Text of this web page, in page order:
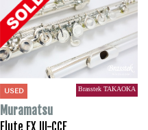
USED Brasstek TAKAOKA
Muramatsu
Flute EX III-CCE